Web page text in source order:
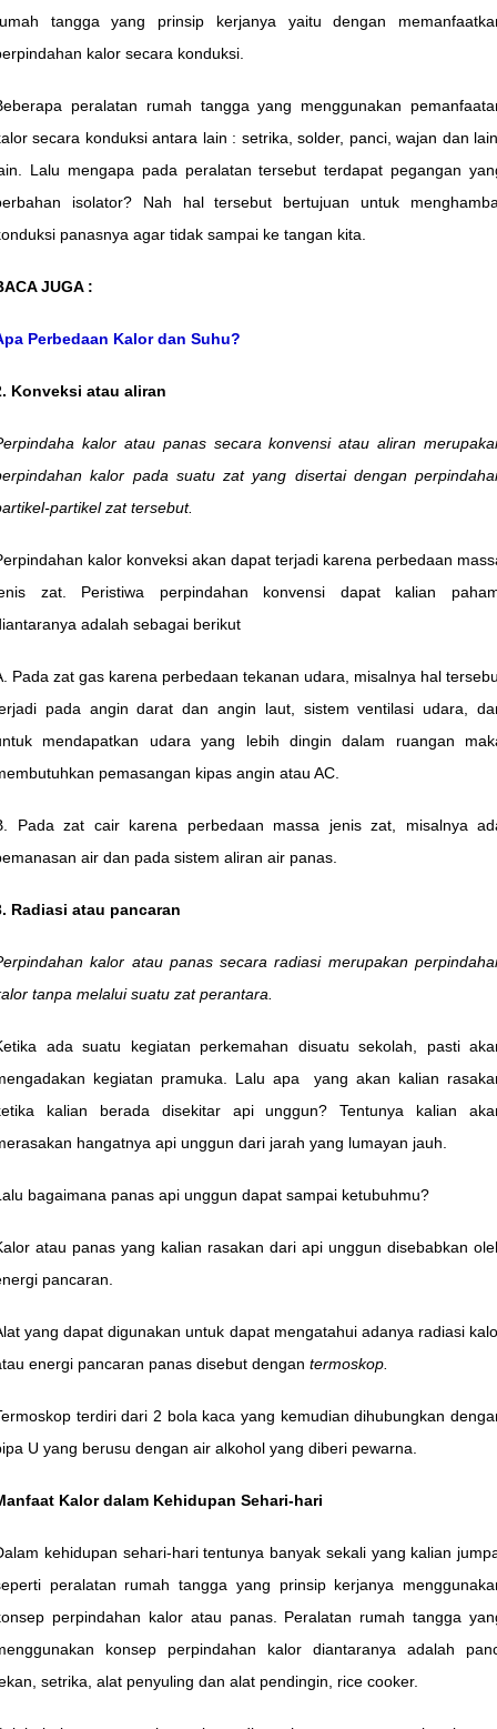
tangga yang prinsip kerjanya yaitu dengan
kalor secara konduksi.
peralatan rumah tangga yang menggunakan
secara konduksi antara lain : setrika, solder, panci, wajan dan
Lalu mengapa pada peralatan tersebut terdapat pegangan
isolator? Nah hal tersebut bertujuan untuk
panasnya agar tidak sampai ke tangan kita.
JUGA :
Perbedaan Kalor dan Suhu?
Konveksi atau aliran
kalor atau panas secara konvensi atau aliran
kalor pada suatu zat yang disertai dengan
partikel zat tersebut.
kalor konveksi akan dapat terjadi karena perbedaan
zat. Peristiwa perpindahan konvensi dapat kalian
adalah sebagai berikut
Pada zat gas karena perbedaan tekanan udara, misalnya hal
pada angin darat dan angin laut, sistem ventilasi udara,
mendapatkan udara yang lebih dingin dalam ruangan
pemasangan kipas angin atau AC.
Pada zat cair karena perbedaan massa jenis zat, misalnya
air dan pada sistem aliran air panas.
Radiasi atau pancaran
kalor atau panas secara radiasi merupakan
tanpa melalui suatu zat perantara.
ada suatu kegiatan perkemahan disuatu sekolah, pasti
kegiatan pramuka. Lalu apa yang akan kalian
kalian berada disekitar api unggun? Tentunya kalian
hangatnya api unggun dari jarah yang lumayan jauh.
bagaimana panas api unggun dapat sampai ketubuhmu?
atau panas yang kalian rasakan dari api unggun disebabkan
pancaran.
yang dapat digunakan untuk dapat mengatahui adanya radiasi
energi pancaran panas disebut dengan termoskop.
terdiri dari 2 bola kaca yang kemudian dihubungkan
U yang berusu dengan air alkohol yang diberi pewarna.
Kalor dalam Kehidupan Sehari-hari
kehidupan sehari-hari tentunya banyak sekali yang kalian
peralatan rumah tangga yang prinsip kerjanya
perpindahan kalor atau panas. Peralatan rumah tangga
konsep perpindahan kalor diantaranya adalah
setrika, alat penyuling dan alat pendingin, rice cooker.